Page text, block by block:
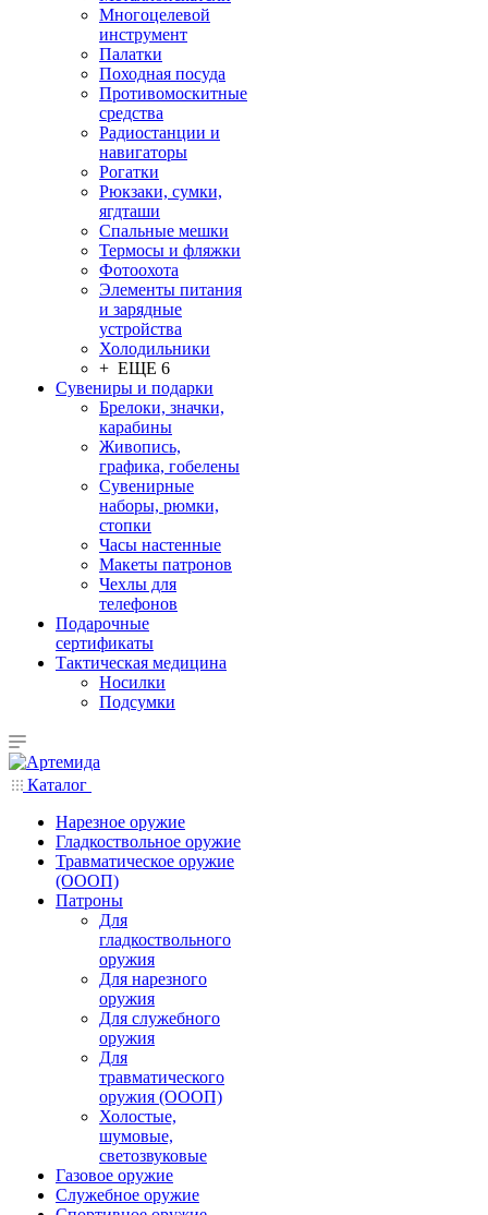
Многоцелевой
инструмент
Палатки
Походная посуда
Противомоскитные
средства
Радиостанции и
навигаторы
Рогатки
Рюкзаки, сумки,
ягдташи
Спальные мешки
Термосы и фляжки
Фотоохота
Элементы питания
и зарядные
устройства
Холодильники
+ ЕЩЕ 6
Сувениры и подарки
Брелоки, значки,
карабины
Живопись,
графика, гобелены
Сувенирные
наборы, рюмки,
стопки
Часы настенные
Макеты патронов
Чехлы для
телефонов
Подарочные
сертификаты
Тактическая медицина
Носилки
Подсумки
Каталог
Нарезное оружие
Гладкоствольное оружие
Травматическое оружие
(ОООП)
Патроны
Для
гладкоствольного
оружия
Для нарезного
оружия
Для служебного
оружия
Для
травматического
оружия (ОООП)
Холостые,
шумовые,
светозвуковые
Газовое оружие
Служебное оружие